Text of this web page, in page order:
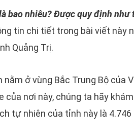
bao nhiêu? Được quy định như
tin chi tiết trong bài viết này
Quảng Trị.
ở vùng Bắc Trung Bộ của
của nơi này, chúng ta hãy
tự nhiên của tỉnh này là 4.746